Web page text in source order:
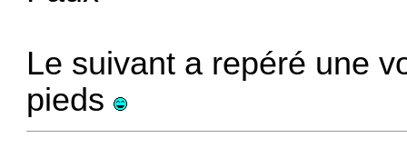
Le suivant a repéré une
pieds